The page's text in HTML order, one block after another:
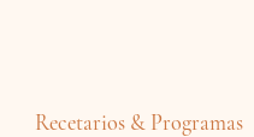
Recetarios & Programas